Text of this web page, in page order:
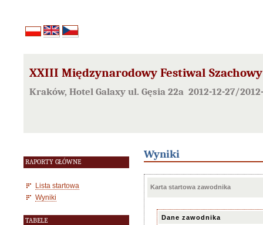
XXIII Międzynarodowy Festiwal Szachowy
Kraków, Hotel Galaxy ul. Gęsia 22a 2012-12-27/
RAPORTY GŁÓWNE
Lista startowa
Wyniki
TABELE
Wyniki
Karta startowa zawodnika
Dane zawodnika